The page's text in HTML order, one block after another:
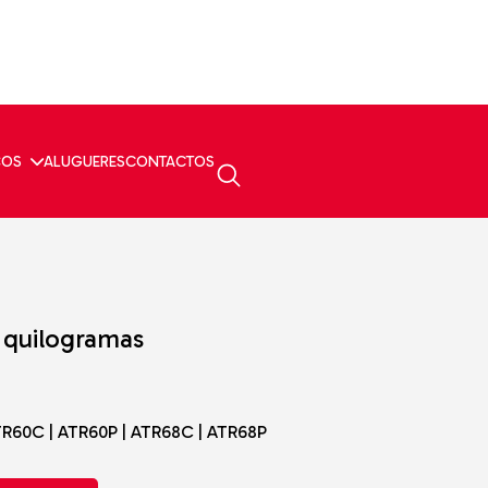
ALUGUERESCONTACTOS
| ATR60P | ATR68C | ATR68P